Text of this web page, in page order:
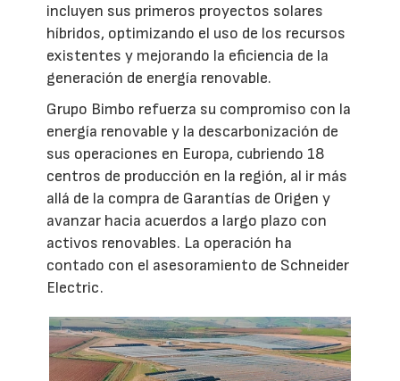
incluyen sus primeros proyectos solares
híbridos, optimizando el uso de los recursos
existentes y mejorando la eficiencia de la
generación de energía renovable.
Grupo Bimbo refuerza su compromiso con la
energía renovable y la descarbonización de
sus operaciones en Europa, cubriendo 18
centros de producción en la región, al ir más
allá de la compra de Garantías de Origen y
avanzar hacia acuerdos a largo plazo con
activos renovables. La operación ha
contado con el asesoramiento de Schneider
Electric.